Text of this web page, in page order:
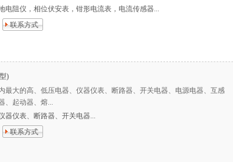
电阻仪，相位伏安表，钳形电流表，电流传感器...
联系方式
)
最大的高、低压电器、仪器仪表、断路器、开关电器、电源电器、互感
、起动器、熔...
器仪表、断路器、开关电器...
联系方式